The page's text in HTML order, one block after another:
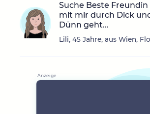
Suche Beste Freundin
mit mir durch Dick
Dünn geht...
Lili, 45 Jahre, aus Wien,